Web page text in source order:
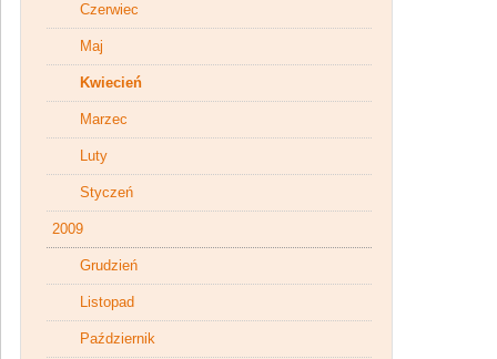
Czerwiec
Maj
Kwiecień
Marzec
Luty
Styczeń
2009
Grudzień
Listopad
Październik